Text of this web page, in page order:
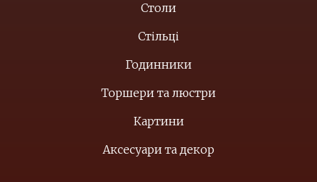
Столи
Стільці
Годинники
Торшери та люстри
Картини
Аксесуари та декор